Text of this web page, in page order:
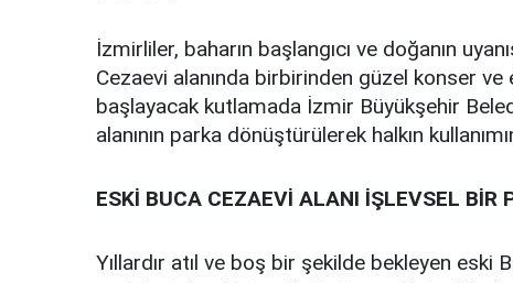
İzmirliler, baharın başlangıcı ve doğanın
Cezaevi alanında birbirinden güzel konser
başlayacak kutlamada İzmir Büyükşehir
alanının parka dönüştürülerek halkın
ESKİ BUCA CEZAEVİ ALANI İŞLEVSEL BİR
Yıllardır atıl ve boş bir şekilde bekleyen eski